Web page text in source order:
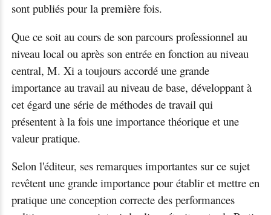
sont publiés pour la première fois.
Que ce soit au cours de son parcours professionnel au
niveau local ou après son entrée en fonction au niveau
central, M. Xi a toujours accordé une grande
importance au travail au niveau de base, développant à
cet égard une série de méthodes de travail qui
présentent à la fois une importance théorique et une
valeur pratique.
Selon l'éditeur, ses remarques importantes sur ce sujet
revêtent une grande importance pour établir et mettre en
pratique une conception correcte des performances